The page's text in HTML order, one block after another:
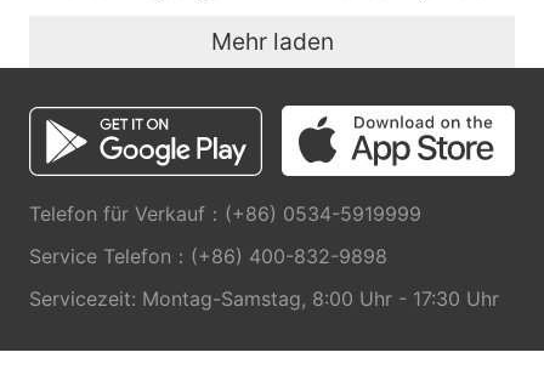
Mehr laden
Telefon für Verkauf：(+86) 0534-5919999
Service Telefon：(+86) 400-832-9898
Servicezeit: Montag-Samstag, 8:00 Uhr - 17:30 Uhr